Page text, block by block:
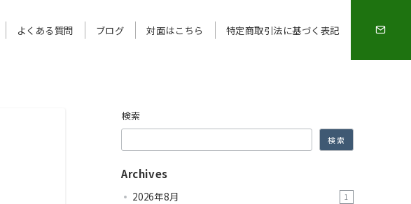
よくある質問 ブログ 対面はこちら 特定商取引法に基づく表記
検索
検索
Archives
2026年8月 1